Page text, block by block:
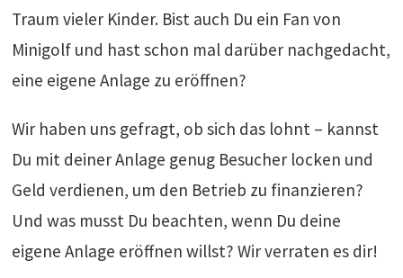
Traum vieler Kinder. Bist auch Du ein Fan von
Minigolf und hast schon mal darüber nachgedacht,
eine eigene Anlage zu eröffnen?
Wir haben uns gefragt, ob sich das lohnt – kannst
Du mit deiner Anlage genug Besucher locken und
Geld verdienen, um den Betrieb zu finanzieren?
Und was musst Du beachten, wenn Du deine
eigene Anlage eröffnen willst? Wir verraten es dir!